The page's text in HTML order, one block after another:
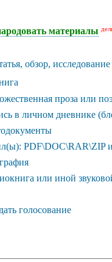
материалы
обзор, исследование
проза или
в личном дневнике
PDF\DOC\RAR\ZIP
или иной
голосование